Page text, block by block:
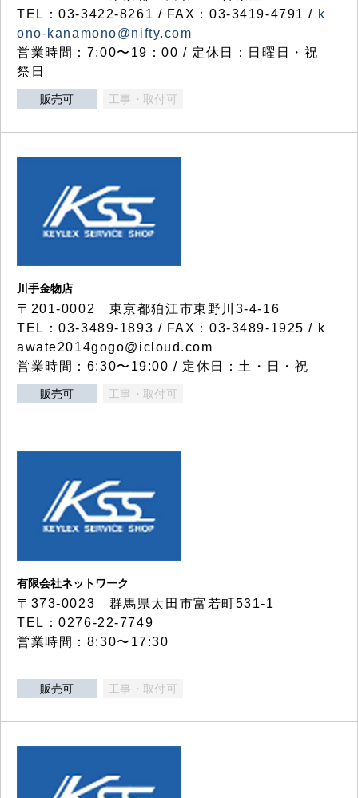
TEL：03-3422-8261 / FAX：03-3419-4791 / k
ono-kanamono@nifty.com
営業時間：7:00〜19：00 / 定休日：日曜日・祝
祭日
販売可 工事・取付可
川手金物店
〒201-0002 東京都狛江市東野川3-4-16
TEL：03-3489-1893 / FAX：03-3489-1925 / k
awate2014gogo@icloud.com
営業時間：6:30〜19:00 / 定休日：土・日・祝
販売可 工事・取付可
有限会社ネットワーク
〒373-0023 群馬県太田市富若町531-1
TEL：0276-22-7749
営業時間：8:30〜17:30
販売可 工事・取付可